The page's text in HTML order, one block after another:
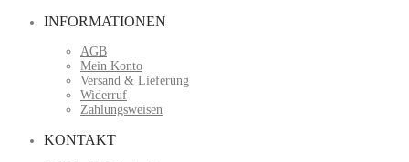
werden
INFORMATIONEN
AGB
Mein Konto
Versand & Lieferung
Widerruf
Zahlungsweisen
KONTAKT